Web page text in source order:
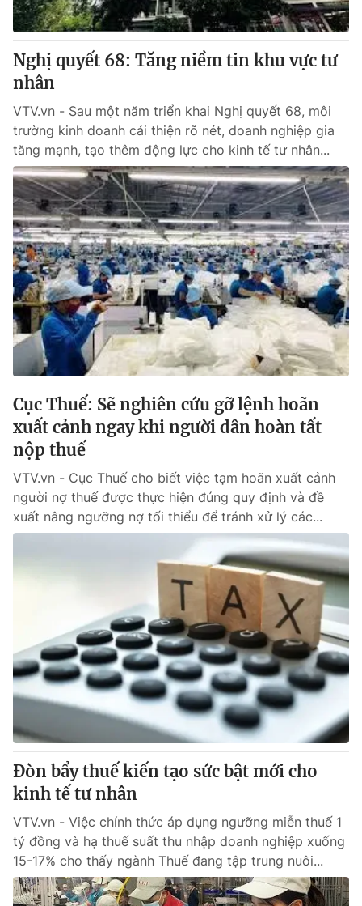
Nghị quyết 68: Tăng niềm tin khu vực tư
nhân
VTV.vn - Sau một năm triển khai Nghị quyết 68, môi
trường kinh doanh cải thiện rõ nét, doanh nghiệp gia
tăng mạnh, tạo thêm động lực cho kinh tế tư nhân...
Cục Thuế: Sẽ nghiên cứu gỡ lệnh hoãn
xuất cảnh ngay khi người dân hoàn tất
nộp thuế
VTV.vn - Cục Thuế cho biết việc tạm hoãn xuất cảnh
người nợ thuế được thực hiện đúng quy định và đề
xuất nâng ngưỡng nợ tối thiểu để tránh xử lý các...
Đòn bẩy thuế kiến tạo sức bật mới cho
kinh tế tư nhân
VTV.vn - Việc chính thức áp dụng ngưỡng miễn thuế 1
tỷ đồng và hạ thuế suất thu nhập doanh nghiệp xuống
15-17% cho thấy ngành Thuế đang tập trung nuôi...